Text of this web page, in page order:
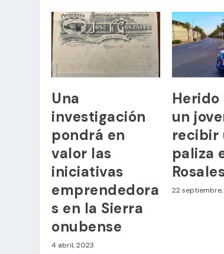
Una
investigación
pondrá en
valor las
iniciativas
emprendedora
s en la Sierra
onubense
4 abril, 2023
Herido
un
recibir
paliza
22